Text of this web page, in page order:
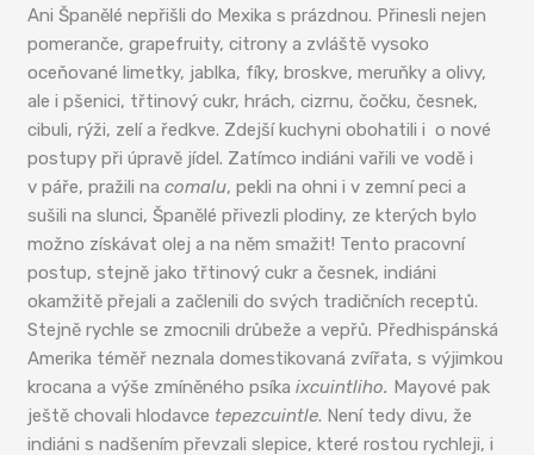
Ani Španělé nepřišli do Mexika s prázdnou. Přinesli nejen
pomeranče, grapefruity, citrony a zvláště vysoko
oceňované limetky, jablka, fíky, broskve, meruňky a olivy,
ale i pšenici, třtinový cukr, hrách, cizrnu, čočku, česnek,
cibuli, rýži, zelí a ředkve. Zdejší kuchyni obohatili i o nové
postupy při úpravě jídel. Zatímco indiáni vařili ve vodě i
v páře, pražili nacomalu, pekli na ohni i v zemní peci a
sušili na slunci, Španělé přivezli plodiny, ze kterých bylo
možno získávat olej a na něm smažit! Tento pracovní
postup, stejně jako třtinový cukr a česnek, indiáni
okamžitě přejali a začlenili do svých tradičních receptů.
Stejně rychle se zmocnili drůbeže a vepřů. Předhispánská
Amerika téměř neznala domestikovaná zvířata, s výjimkou
krocana a výše zmíněného psíkaixcuintliho. Mayové pak
ještě chovali hlodavce tepezcuintle. Není tedy divu, že
indiáni s nadšením převzali slepice, které rostou rychleji, i